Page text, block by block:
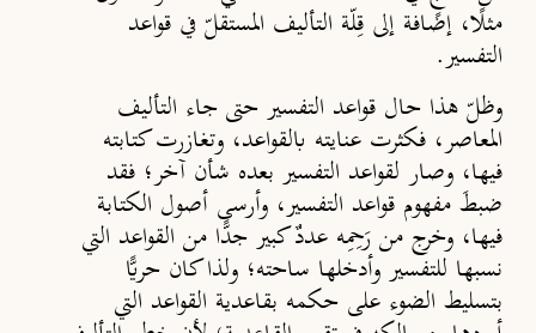
مثلًا، إضافة إلى قِلّة التأليف المستقلّ في قواعد
التفسير.
وظلّ هذا حال قواعد التفسير حتى جاء التأليف
المعاصر، فكثرت عنايته بالقواعد، وتغازرت كتابته
فيها، وصار لقواعد التفسير بعده شأن آخر؛ فقد
ضبطَ مفهوم قواعد التفسير، وأرسى أصول الكتابة
فيها، وخرج من رَحِمِه عددٌ كبير جدًّا من القواعد التي
نسبها للتفسير وأدخلها ساحته؛ ولذا كان حريًّا
بتسليط الضوء على حكمه بقاعدية القواعد التي